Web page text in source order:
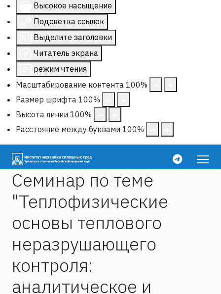
Высокое насыщение
Подсветка ссылок
Выделите заголовки
Читатель экрана
режим чтения
Масштабирование контента 100%
Размер шрифта 100%
Высота линии 100%
Расстояние между буквами 100%
Семинар по теме
"Теплофизические
основы теплового
неразрушающего
контроля:
аналитическое и